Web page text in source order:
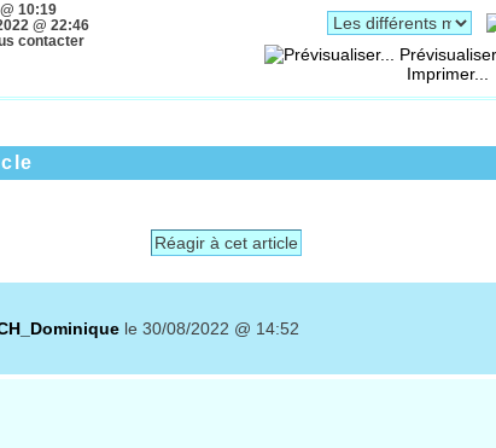
10:19
@ 22:46
contacter
Imprimer...
Réagir à cet article
le 30/08/2022 @ 14:52